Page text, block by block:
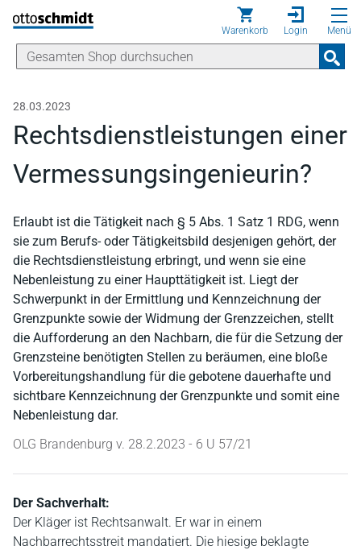
Direkt zum Inhalt
Warenkorb Login Menü
28.03.2023
Rechtsdienstleistungen einer
Vermessungsingenieurin?
Erlaubt ist die Tätigkeit nach § 5 Abs. 1 Satz 1 RDG, wenn
sie zum Berufs- oder Tätigkeitsbild desjenigen gehört, der
die Rechtsdienstleistung erbringt, und wenn sie eine
Nebenleistung zu einer Haupttätigkeit ist. Liegt der
Schwerpunkt in der Ermittlung und Kennzeichnung der
Grenzpunkte sowie der Widmung der Grenzzeichen, stellt
die Aufforderung an den Nachbarn, die für die Setzung der
Grenzsteine benötigten Stellen zu beräumen, eine bloße
Vorbereitungshandlung für die gebotene dauerhafte und
sichtbare Kennzeichnung der Grenzpunkte und somit eine
Nebenleistung dar.
OLG Brandenburg v. 28.2.2023 - 6 U 57/21
Der Sachverhalt:
Der Kläger ist Rechtsanwalt. Er war in einem
Nachbarrechtsstreit mandatiert. Die hiesige beklagte